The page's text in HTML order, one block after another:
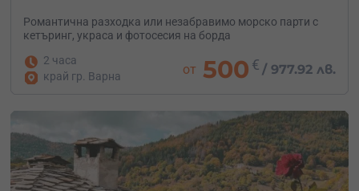
Романтична разходка или незабравимо морско парти с
кетъринг, украса и фотосесия на борда
2 часа
край гр. Варна
от 500 € /977.92 лв.